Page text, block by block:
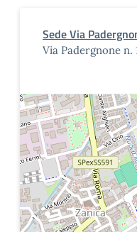
Sede Via
Via Padergnone n.